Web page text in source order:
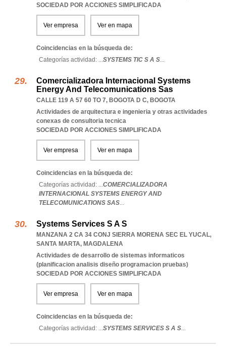
SOCIEDAD POR ACCIONES SIMPLIFICADA
Ver empresa Ver en mapa
Coincidencias en la búsqueda de:
Categorías actividad: ...SYSTEMS TIC S A S...
Comercializadora Internacional Systems
Energy And Telecomunications Sas
CALLE 119 A 57 60 TO 7, BOGOTA D C, BOGOTA
Actividades de arquitectura e ingenieria y otras actividades
conexas de consultoria tecnica
SOCIEDAD POR ACCIONES SIMPLIFICADA
Ver empresa Ver en mapa
Coincidencias en la búsqueda de:
Categorías actividad: ...COMERCIALIZADORA
INTERNACIONAL SYSTEMS ENERGY AND
TELECOMUNICATIONS SAS...
Systems Services S A S
MANZANA 2 CA 34 CONJ SIERRA MORENA SEC EL YUCAL,
SANTA MARTA, MAGDALENA
Actividades de desarrollo de sistemas informaticos
(planificacion analisis diseño programacion pruebas)
SOCIEDAD POR ACCIONES SIMPLIFICADA
Ver empresa Ver en mapa
Coincidencias en la búsqueda de:
Categorías actividad: ...SYSTEMS SERVICES S A S...